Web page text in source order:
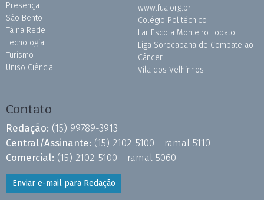
Presença
São Bento
Tá na Rede
Tecnologia
Turismo
Uniso Ciência
www.fua.org.br
Colégio Politécnico
Lar Escola Monteiro Lobato
Liga Sorocabana de Combate ao
Câncer
Vila dos Velhinhos
Contato
Redação: (15) 99789-3913
Central/Assinante: (15) 2102-5100 - ramal 5110
Comercial: (15) 2102-5100 - ramal 5060
Enviar e-mail para Redação